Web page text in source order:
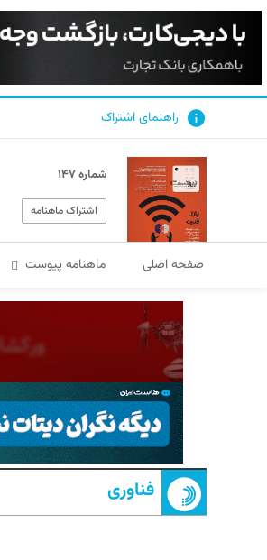
راهنمای اشتراک
شماره ۱۴۷
اشتراک ماهنامه
صفحه اصلی ماهنامه پیوست
فناوری